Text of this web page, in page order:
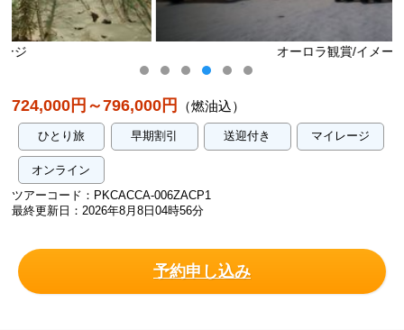
オーロラ観賞/イメージ
724,000円～796,000円 （燃油込）
ひとり旅 早期割引 送迎付き マイレージ
オンライン
ツアーコード：PKCACCA-006ZACP1
最終更新日：2026年8月8日04時56分
予約申し込み